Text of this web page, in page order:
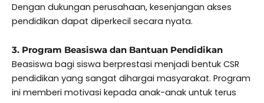
Dengan dukungan perusahaan, kesenjangan akses
pendidikan dapat diperkecil secara nyata.
3. Program Beasiswa dan Bantuan Pendidikan
Beasiswa bagi siswa berprestasi menjadi bentuk CSR
pendidikan yang sangat dihargai masyarakat. Program
ini memberi motivasi kepada anak-anak untuk terus